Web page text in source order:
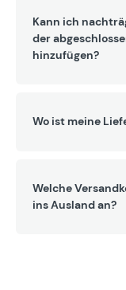
Kann ich
der
hinzufügen?
Wo ist meine
Welche
ins Ausland an?